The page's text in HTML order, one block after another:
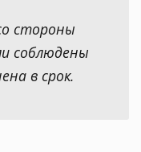
стороны
соблюдены
в срок.